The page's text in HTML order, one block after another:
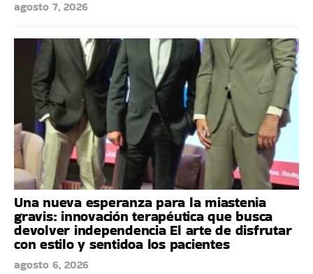
agosto 7, 2026
Una nueva esperanza para la miastenia
gravis: innovación terapéutica que busca
devolver independencia El arte de disfrutar
con estilo y sentidoa los pacientes
agosto 6, 2026